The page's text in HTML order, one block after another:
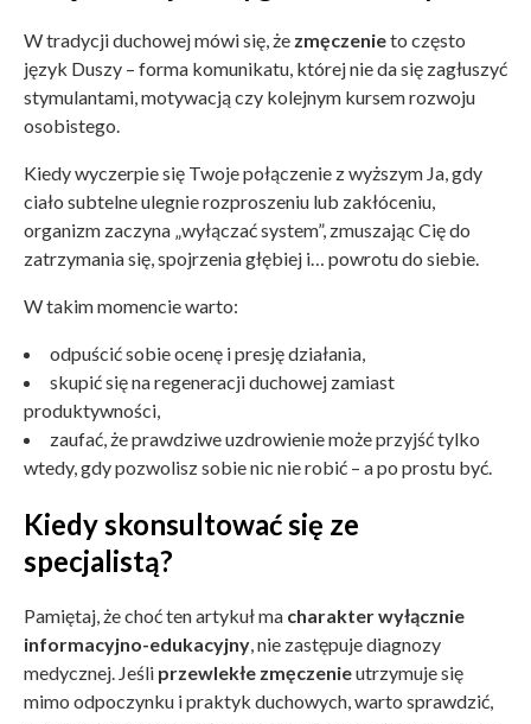
W tradycji duchowej mówi się, że zmęczenieto często
język Duszy – forma komunikatu, której nie da się zagłuszyć
stymulantami, motywacją czy kolejnym kursem rozwoju
osobistego.
Kiedy wyczerpie się Twoje połączenie z wyższym Ja, gdy
ciało subtelne ulegnie rozproszeniu lub zakłóceniu,
organizm zaczyna „wyłączać system”, zmuszając Cię do
zatrzymania się, spojrzenia głębiej i… powrotu do siebie.
W takim momencie warto:
odpuścić sobie ocenę i presję działania,
skupić się na regeneracji duchowej zamiast
produktywności,
zaufać, że prawdziwe uzdrowienie może przyjść tylko
wtedy, gdy pozwolisz sobie nic nie robić – a po prostu być.
Kiedy skonsultować się ze
specjalistą?
Pamiętaj, że choć ten artykuł ma charakter wyłącznie
informacyjno-edukacyjny, nie zastępuje diagnozy
medycznej. Jeśli przewlekłe zmęczenieutrzymuje się
mimo odpoczynku i praktyk duchowych, warto sprawdzić,